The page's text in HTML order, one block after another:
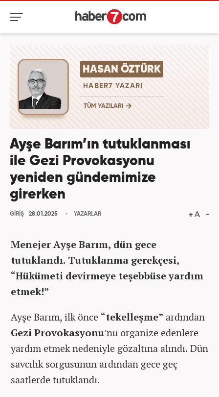
HASAN ÖZTÜRK
HABER7 YAZARI
TÜM YAZILARI
Ayşe Barım’ın tutuklanması
ile Gezi Provokasyonu
yeniden gündemimize
girerken
GİRİŞ 28.01.2025 YAZARLAR
Menejer Ayşe Barım, dün gece
tutuklandı. Tutuklanma gerekçesi,
“Hükümeti devirmeye teşebbüse yardım
etmek!”
Ayşe Barım, ilk önce “tekelleşme” ardından
Gezi Provokasyonu’nu organize edenlere
yardım etmek nedeniyle gözaltına alındı. Dün
savcılık sorgusunun ardından gece geç
saatlerde tutuklandı.